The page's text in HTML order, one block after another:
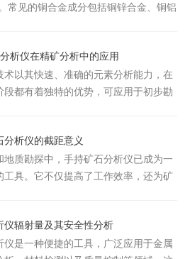
仪可以现场快速检测矿石中几十种元素
常见的铜合金成分包括铜锌合金、铜铝
优势」黄铜（铜锌合金）：具有更好
性，耐腐蚀性强，广泛应用于热交换
阀门、管道配件等领域。青铜（包括锡
尾轴、舵和螺旋浆的锥形螺栓等。白
：具有良...
析仪在精矿分析中的应用
术以其快速、准确的元素分析能力，在
段都有着独特的优势，可应用于初步勘
素测量范围（从镁Mg到铀U），在全球
广泛应用。尼通手持式XRF分析仪不仅
集效率，更确保了结果的准确性。应用
下图展示了使用尼通手持式XRF分
分析仪的截距意义
地质勘探中，手持矿石分析仪已成为一
工具。它不仅提高了工作效率，还为矿
意义究竟是什么呢？1.手持矿石分析
首先，我们需要了解它的工作原理。这
仪辐射量及其安全性分析
仪是一种便捷的工具，广泛应用于金属